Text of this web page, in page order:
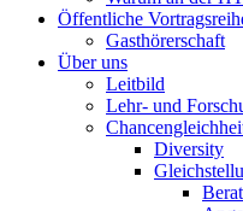
Öffentliche
Gasthörerschaft
Über uns
Leitbild
Lehr- und
Diversity